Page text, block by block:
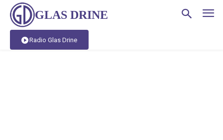
GLAS DRINE
Radio Glas Drine